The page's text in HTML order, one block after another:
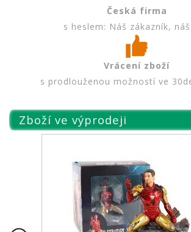
Česká firma
s heslem: Náš zákazník,
Vrácení zboží
s prodlouženou možností ve
Zboží ve výprodeji